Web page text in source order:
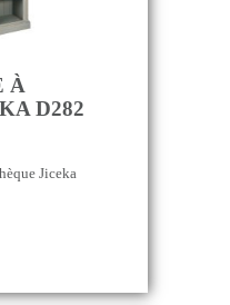
À
D282
Jiceka